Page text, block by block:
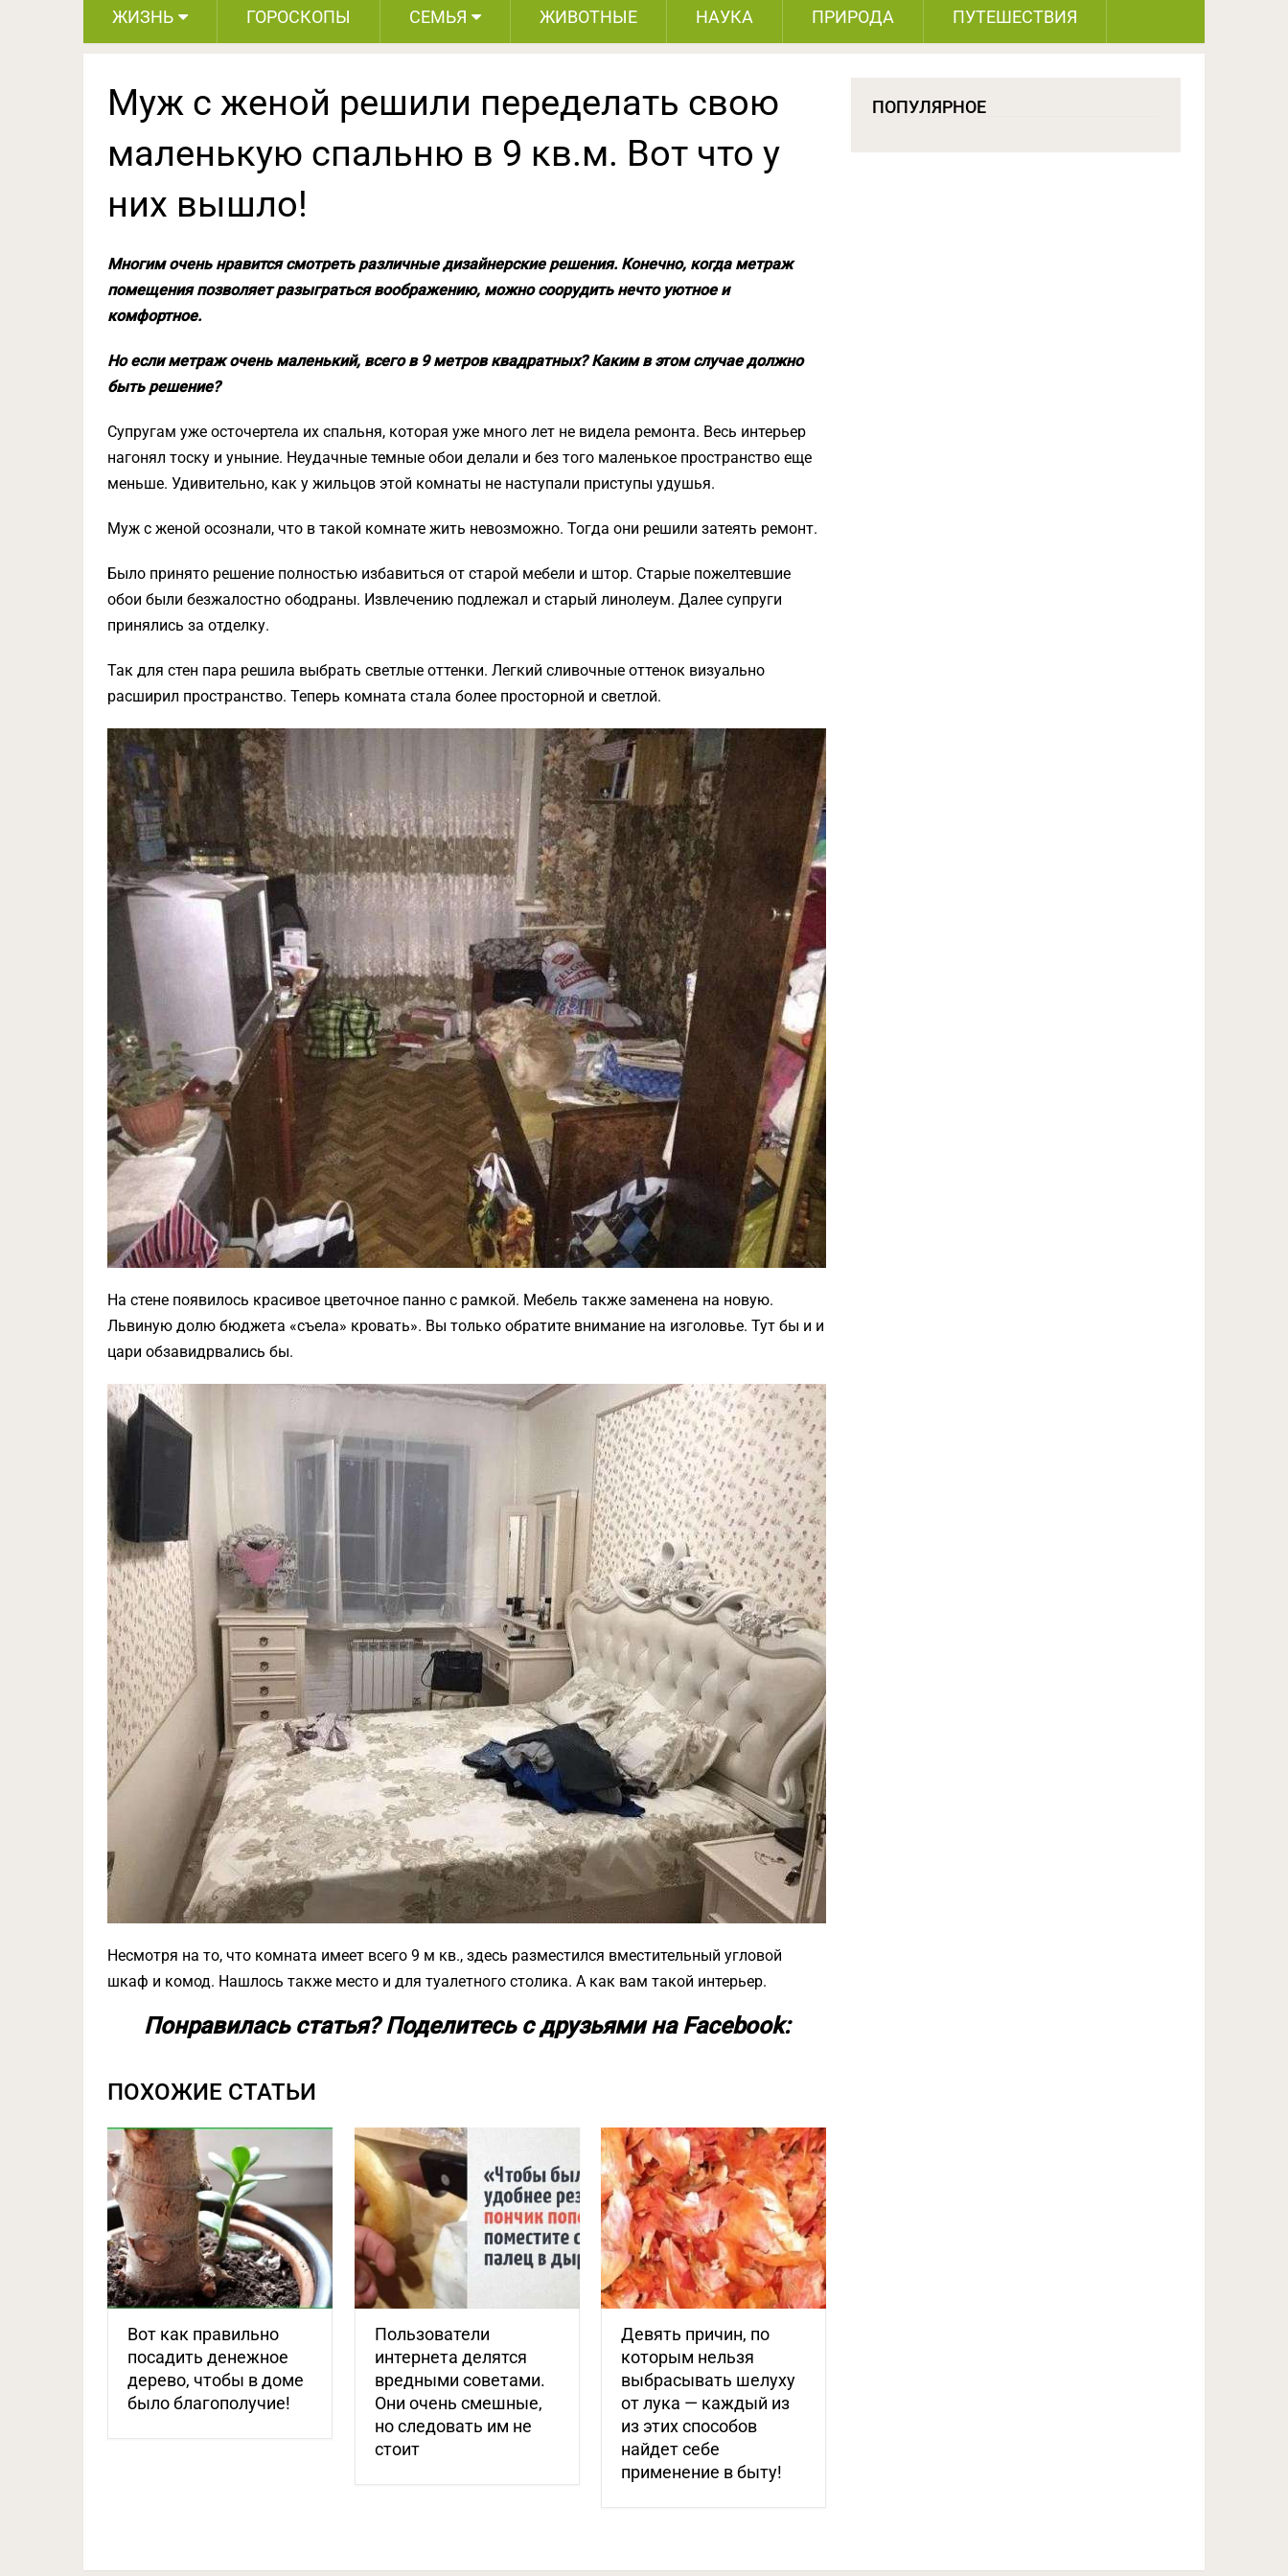
ЖИЗНЬ ГОРОСКОПЫ СЕМЬЯ ЖИВОТНЫЕ НАУКА ПРИРОДА ПУТЕШЕСТВИЯ
Муж с женой решили переделать свою
маленькую спальню в 9 кв.м. Вот что у
них вышло!
Многим очень нравится смотреть различные дизайнерские решения. Конечно, когда метраж
помещения позволяет разыграться воображению, можно соорудить нечто уютное и
комфортное.
Но если метраж очень маленький, всего в 9 метров квадратных? Каким в этом случае должно
быть решение?
Супругам уже осточертела их спальня, которая уже много лет не видела ремонта. Весь интерьер
нагонял тоску и уныние. Неудачные темные обои делали и без того маленькое пространство еще
меньше. Удивительно, как у жильцов этой комнаты не наступали приступы удушья.
Муж с женой осознали, что в такой комнате жить невозможно. Тогда они решили затеять ремонт.
Было принято решение полностью избавиться от старой мебели и штор. Старые пожелтевшие
обои были безжалостно ободраны. Извлечению подлежал и старый линолеум. Далее супруги
принялись за отделку.
Так для стен пара решила выбрать светлые оттенки. Легкий сливочные оттенок визуально
расширил пространство. Теперь комната стала более просторной и светлой.
На стене появилось красивое цветочное панно с рамкой. Мебель также заменена на новую.
Львиную долю бюджета «съела» кровать». Вы только обратите внимание на изголовье. Тут бы и и
цари обзавидрвались бы.
Несмотря на то, что комната имеет всего 9 м кв., здесь разместился вместительный угловой
шкаф и комод. Нашлось также место и для туалетного столика. А как вам такой интерьер.
Понравилась статья? Поделитесь с друзьями на Facebook:
ПОХОЖИЕ СТАТЬИ
Вот как правильно
посадить денежное
дерево, чтобы в доме
было благополучие!
Пользователи
интернета делятся
вредными советами.
Они очень смешные,
но следовать им не
стоит
Девять причин, по
которым нельзя
выбрасывать шелуху
от лука — каждый из
из этих способов
найдет себе
применение в быту!
ПОПУЛЯРНОЕ